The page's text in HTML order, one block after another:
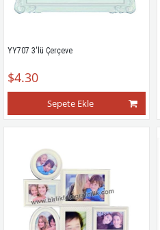
YY707 3'lü Çerçeve
$4.30
Sepete Ekle